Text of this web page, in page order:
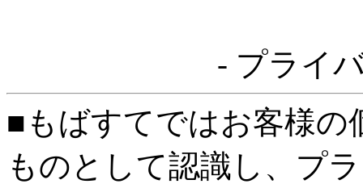
- プライ
■もばすてではお客様の
ものとして認識し、プ